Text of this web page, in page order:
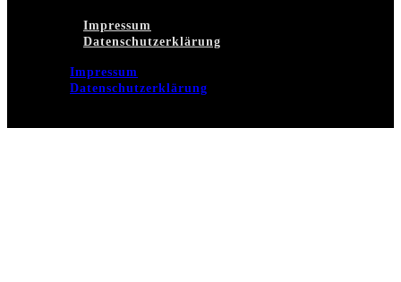
Impressum
Datenschutzerklärung
Impressum
Datenschutzerklärung